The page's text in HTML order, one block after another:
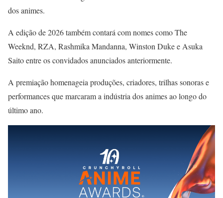
dos animes.
A edição de 2026 também contará com nomes como The
Weeknd, RZA, Rashmika Mandanna, Winston Duke e Asuka
Saito entre os convidados anunciados anteriormente.
A premiação homenageia produções, criadores, trilhas sonoras e
performances que marcaram a indústria dos animes ao longo do
último ano.